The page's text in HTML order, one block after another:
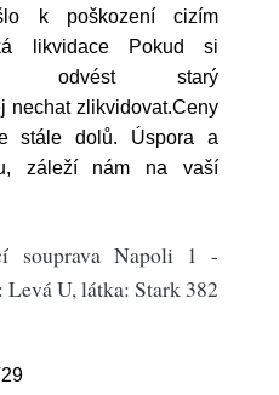
k poškození cizím
likvidace Pokud si
odvést starý
nechat zlikvidovat.Ceny
stále dolů. Úspora a
záleží nám na vaší
souprava Napoli 1 -
U, látka: Stark 382